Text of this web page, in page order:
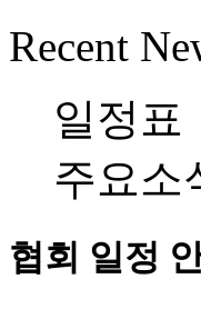
Recent
일정표
주요소
협회 일정